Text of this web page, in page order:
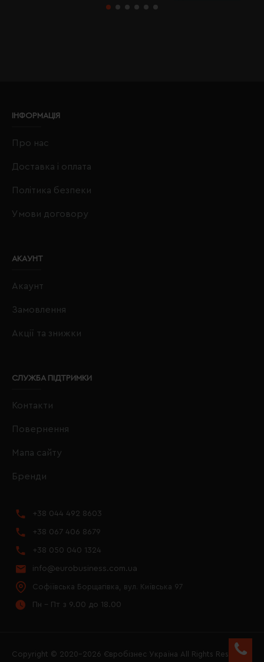
ІНФОРМАЦІЯ
Про нас
Доставка і оплата
Політика безпеки
Умови договору
АКАУНТ
Акаунт
Замовлення
Акції та знижки
СЛУЖБА ПІДТРИМКИ
Контакти
Повернення
Мапа сайту
Бренди
+38 044 492 8603
+38 067 406 8679
+38 050 040 1324
info@eurobusiness.com.ua
Софіївська Борщагівка, вул. Київська 97
Пн - Пт з 9.00 до 18.00
Copyright © 2020–2026 Євробізнес Україна All Rights Reserved